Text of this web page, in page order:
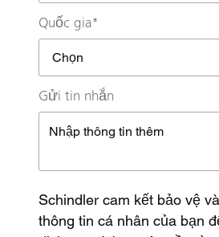
Quốc gia*
Gửi tin nhắn
Schindler cam kết bảo vệ
thông tin cá nhân của bạn